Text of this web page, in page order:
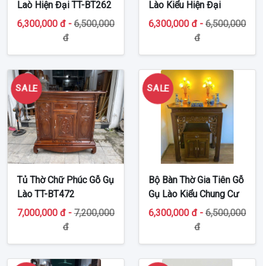
Laò Hiện Đại TT-BT262
6,300,000 đ - 6,500,000
đ
Lào Kiểu Hiện Đại
Chung Cư TT-BT247
6,300,000 đ - 6,500,000
đ
SALE
Tủ Thờ Chữ Phúc Gỗ Gụ
Lào TT-BT472
7,000,000 đ - 7,200,000
đ
SALE
Bộ Bàn Thờ Gia Tiên Gỗ
Gụ Lào Kiểu Chung Cư
TT-BT243
6,300,000 đ - 6,500,000
đ